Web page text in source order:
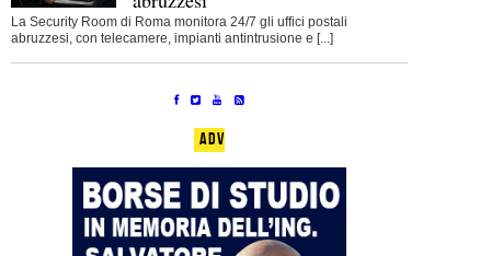
La Security Room di Roma monitora 24/7 gli uffici postali
abruzzesi, con telecamere, impianti antintrusione e [...]
ADV